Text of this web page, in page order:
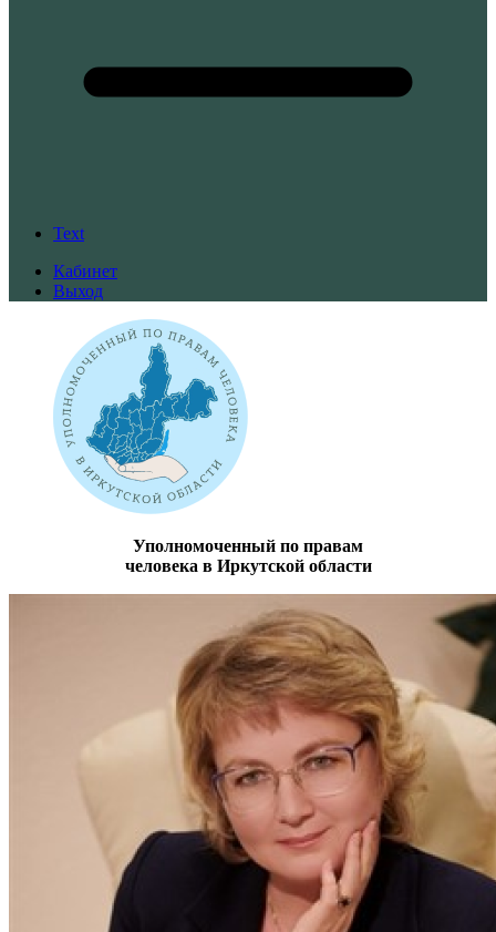
Text
Кабинет
Выход
Уполномоченный по правам
человека в Иркутской области